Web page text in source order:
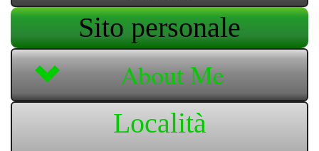
Sito personale
About Me
Località